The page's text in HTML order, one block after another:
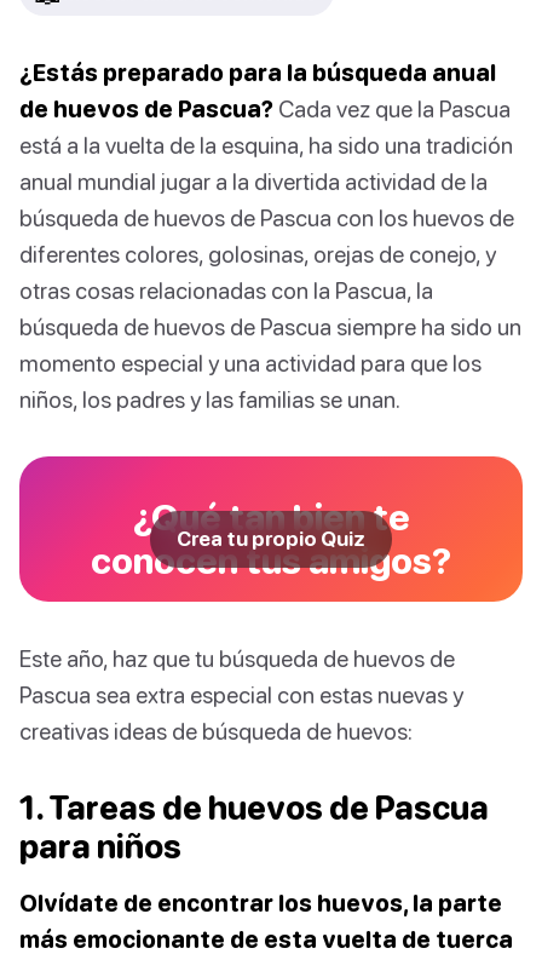
¿Estás preparado para la búsqueda anual
de huevos de Pascua? Cada vez que la Pascua
está a la vuelta de la esquina, ha sido una tradición
anual mundial jugar a la divertida actividad de la
búsqueda de huevos de Pascua con los huevos de
diferentes colores, golosinas, orejas de conejo, y
otras cosas relacionadas con la Pascua, la
búsqueda de huevos de Pascua siempre ha sido un
momento especial y una actividad para que los
niños, los padres y las familias se unan.
¿Qué tan bien te
conocen tus amigos?
Crea tu propio Quiz
Este año, haz que tu búsqueda de huevos de
Pascua sea extra especial con estas nuevas y
creativas ideas de búsqueda de huevos:
1. Tareas de huevos de Pascua
para niños
Olvídate de encontrar los huevos, la parte
más emocionante de esta vuelta de tuerca